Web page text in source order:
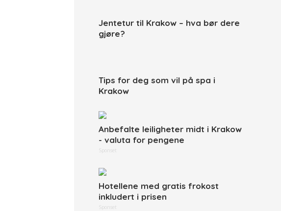
Jentetur til Krakow – hva bør dere
gjøre?
Tips for deg som vil på spa i
Krakow
Anbefalte leiligheter midt i Krakow
- valuta for pengene
Sponset
Hotellene med gratis frokost
inkludert i prisen
Sponset